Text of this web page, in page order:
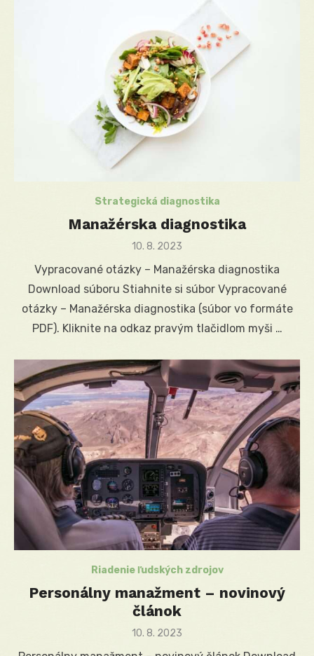
Strategická diagnostika
Manažérska diagnostika
Posted
10. 8. 2023
Vypracované otázky – Manažérska diagnostika
Download súboru Stiahnite si súbor Vypracované
otázky – Manažérska diagnostika (súbor vo formáte
PDF). Kliknite na odkaz pravým tlačidlom myši …
Riadenie ľudských zdrojov
Personálny manažment – novinový
článok
Posted
10. 8. 2023